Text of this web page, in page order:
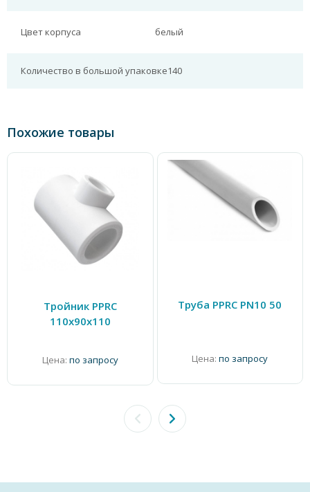
Цвет корпуса белый
Количество в большой упаковке140
Похожие товары
Тройник PPRC
110х90х110
Цена: по запросу
Труба PPRC PN10 50
Цена: по запросу